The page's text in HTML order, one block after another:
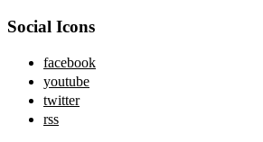
Social Icons
facebook
youtube
twitter
rss